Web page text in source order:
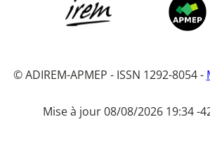
© ADIREM-APMEP - ISSN 1292-8054 -
Mise à jour 08/08/2026 19:34 -